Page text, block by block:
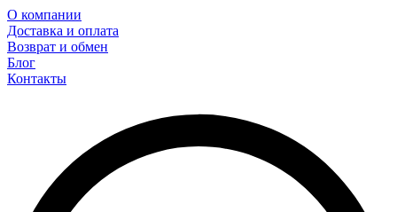
О компании
Доставка и оплата
Возврат и обмен
Блог
Контакты